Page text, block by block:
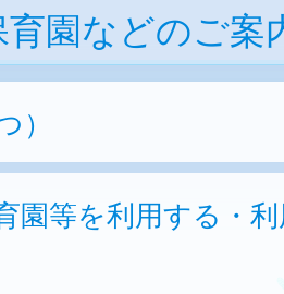
園などのご案
）
園等を利用する・